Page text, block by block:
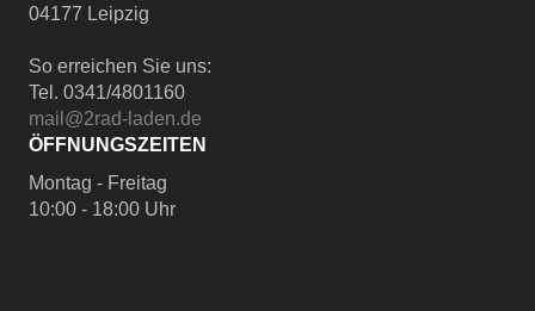
04177 Leipzig
So erreichen Sie uns:
Tel. 0341/4801160
mail@2rad-laden.de
ÖFFNUNGSZEITEN
Montag - Freitag
10:00 - 18:00 Uhr